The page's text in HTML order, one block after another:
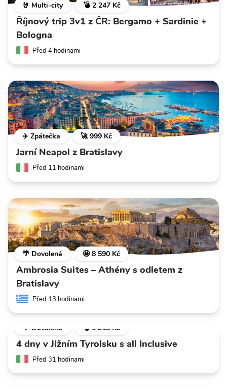
🤘 Multi-city 💣 2 247 Kč
Říjnový trip 3v1 z ČR: Bergamo + Sardinie +
Bologna
Před 4 hodinami
✈️ Zpátečka 🚀 999 Kč
Jarní Neapol z Bratislavy
Před 11 hodinami
🌴 Dovolená 🤩 8 590 Kč
Ambrosia Suites – Athény s odletem z
Bratislavy
Před 13 hodinami
🌴 Dovolená 💣 6 318 Kč
4 dny v Jižním Tyrolsku s all Inclusive
Před 31 hodinami